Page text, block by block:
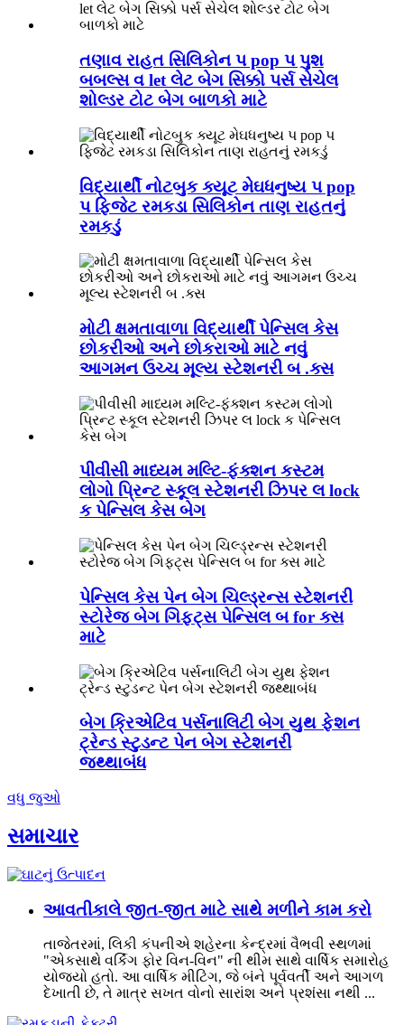
તણાવ રાહત સિલિકોન પ pop પ પુશ
બબલ્સ વ let લેટ બેગ સિક્કો પર્સ સેચેલ
શોલ્ડર ટોટ બેગ બાળકો માટે
વિદ્યાર્થી નોટબુક ક્યૂટ મેઘધનુષ્ય પ pop
પ ફિજેટ રમકડા સિલિકોન તાણ રાહતનું
રમકડું
મોટી ક્ષમતાવાળા વિદ્યાર્થી પેન્સિલ કેસ
છોકરીઓ અને છોકરાઓ માટે નવું
આગમન ઉચ્ચ મૂલ્ય સ્ટેશનરી બ .ક્સ
પીવીસી માધ્યમ મલ્ટિ-ફંક્શન કસ્ટમ
લોગો પ્રિન્ટ સ્કૂલ સ્ટેશનરી ઝિપર લ lock
ક પેન્સિલ કેસ બેગ
પેન્સિલ કેસ પેન બેગ ચિલ્ડ્રન્સ સ્ટેશનરી
સ્ટોરેજ બેગ ગિફ્ટ્સ પેન્સિલ બ for ક્સ
માટે
બેગ ક્રિએટિવ પર્સનાલિટી બેગ યુથ ફેશન
ટ્રેન્ડ સ્ટુડન્ટ પેન બેગ સ્ટેશનરી
જથ્થાબંધ
વધુ જુઓ
સમાચાર
આવતીકાલે જીત-જીત માટે સાથે મળીને કામ કરો
તાજેતરમાં, લિકી કંપનીએ શહેરના કેન્દ્રમાં વૈભવી સ્થળમાં
"એકસાથે વર્કિંગ ફોર વિન-વિન" ની થીમ સાથે વાર્ષિક સમારોહ
યોજ્યો હતો. આ વાર્ષિક મીટિંગ, જે બંને પૂર્વવર્તી અને આગળ
દેખાતી છે, તે માત્ર સખત વોનો સારાંશ અને પ્રશંસા નથી ...